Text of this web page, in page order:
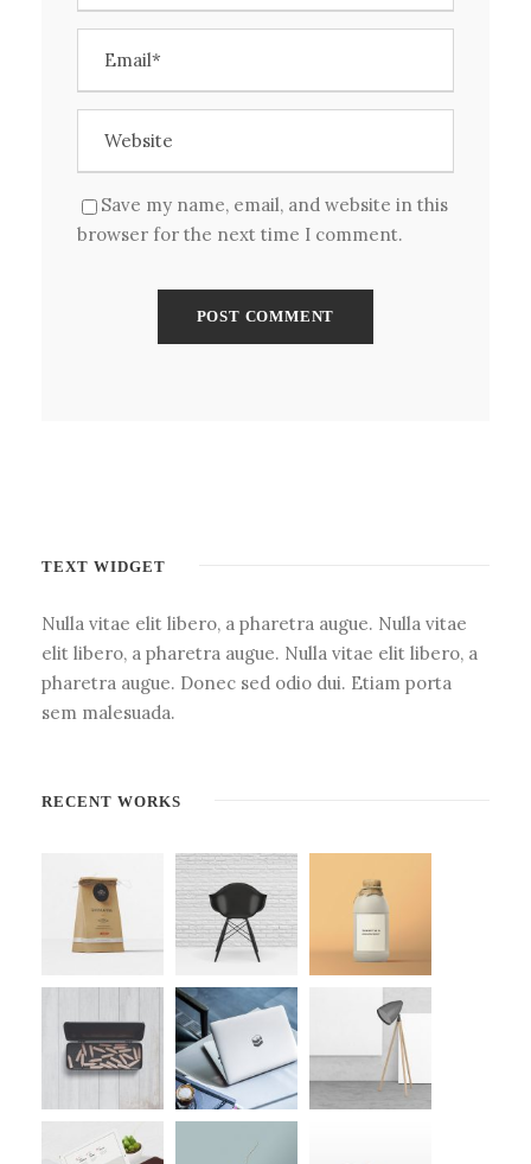
Save my name, email, and website in this
browser for the next time I comment.
TEXT WIDGET
Nulla vitae elit libero, a pharetra augue. Nulla vitae
elit libero, a pharetra augue. Nulla vitae elit libero, a
pharetra augue. Donec sed odio dui. Etiam porta
sem malesuada.
RECENT WORKS